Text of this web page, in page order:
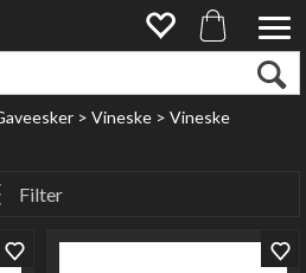
>Vineske>Vineske
Filter